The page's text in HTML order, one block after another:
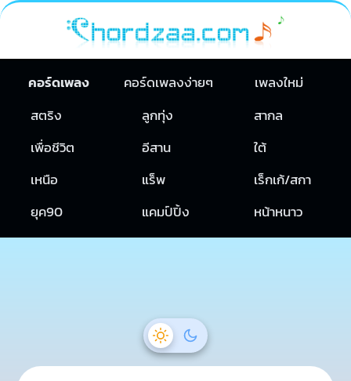
คอร์ดเพลง คอร์ดเพลงง่ายๆ
เพลงใหม่
สตริง
ลูกทุ่ง
สากล
เพื่อชีวิต
อีสาน
ใต้
เหนือ
แร็พ
เร็กเก้/สกา
ยุค90
แคมป์ปิ้ง หน้าหนาว